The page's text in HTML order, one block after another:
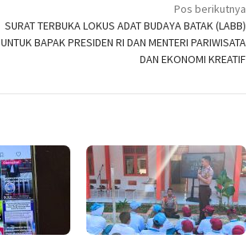
Pos berikutnya
SURAT TERBUKA LOKUS ADAT BUDAYA BATAK (LABB)
UNTUK BAPAK PRESIDEN RI DAN MENTERI PARIWISATA
DAN EKONOMI KREATIF